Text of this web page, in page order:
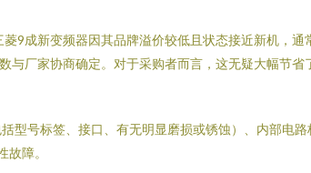
9成新变频器因其品牌溢价较低且状态接近新机，
厂家协商确定。对于采购者而言，这无疑大幅节省
型号标签、接口、有无明显磨损或锈蚀）、内部电
障。